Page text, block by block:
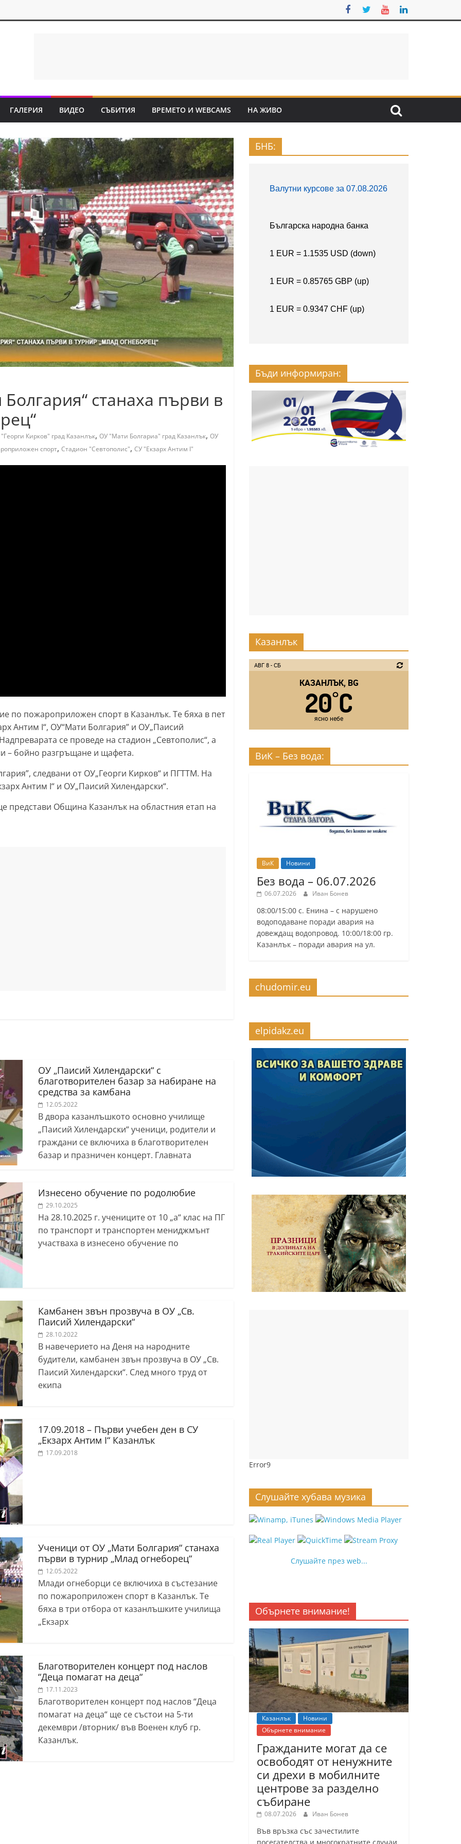
ГАЛЕРИЯ ВИДЕО СЪБИТИЯ ВРЕМЕТО И WEBCAMS НА ЖИВО
станаха първи в
Кирков" град Казанлък, ОУ "Мати Болгариа" град Казанлък, ОУ
спорт, Стадион "Севтополис", СУ "Екзарх Антим I"
по пожароприложен спорт в Казанлък. Те бяха в пет
Антим I“, ОУ“Мати Болгария” и ОУ„Паисий
се проведе на стадион „Севтополис“, а
– бойно разгръщане и щафета.
следвани от ОУ„Георги Кирков“ и ПГТТМ. На
Антим I“ и ОУ„Паисий Хилендарски“.
представи Община Казанлък на областния етап на
ОУ „Паисий Хилендарски“ с
благотворителен базар за набиране на
средства за камбана
12.05.2022
В двора казанлъшкото основно училище
„Паисий Хилендарски“ ученици, родители и
граждани се включиха в благотворителен
базар и празничен концерт. Главната
Изнесено обучение по родолюбие
29.10.2025
На 28.10.2025 г. учениците от 10 „а“ клас на ПГ
по транспорт и транспортен мениджмънт
участваха в изнесено обучение по
Камбанен звън прозвуча в ОУ „Св.
Паисий Хилендарски“
28.10.2022
В навечерието на Деня на народните
будители, камбанен звън прозвуча в ОУ „Св.
Паисий Хилендарски“. След много труд от
екипа
17.09.2018 – Първи учебен ден в СУ
„Екзарх Антим I“ Казанлък
17.09.2018
Ученици от ОУ „Мати Болгария“ станаха
първи в турнир „Млад огнеборец“
12.05.2022
Млади огнеборци се включиха в състезание
по пожароприложен спорт в Казанлък. Те
бяха в три отбора от казанлъшките училища
„Екзарх
Благотворителен концерт под наслов
“Деца помагат на деца“
17.11.2023
Благотворителен концерт под наслов “Деца
помагат на деца“ ще се състои на 5-ти
декември /вторник/ във Военен клуб гр.
Казанлък.
БНБ:
Бъди информиран:
Казанлък
АВГ 8 - СБ
КАЗАНЛЪК, BG
20°C
ясно небе
ВиК – Без вода:
ВиК Новини
Без вода – 06.07.2026
06.07.2026 Иван Бонев
08:00/15:00 с. Енина – с нарушено
водоподаване поради авария на
довеждащ водопровод. 10:00/18:00 гр.
Казанлък – поради авария на ул.
chudomir.eu
elpidakz.eu
Error9
Слушайте хубава музика
Слушайте през web...
Обърнете внимание!
Казанлък
Новини
Обърнете внимание
Гражданите могат да се
освободят от ненужните
си дрехи в мобилните
центрове за разделно
събиране
08.07.2026 Иван Бонев
Във връзка със зачестилите